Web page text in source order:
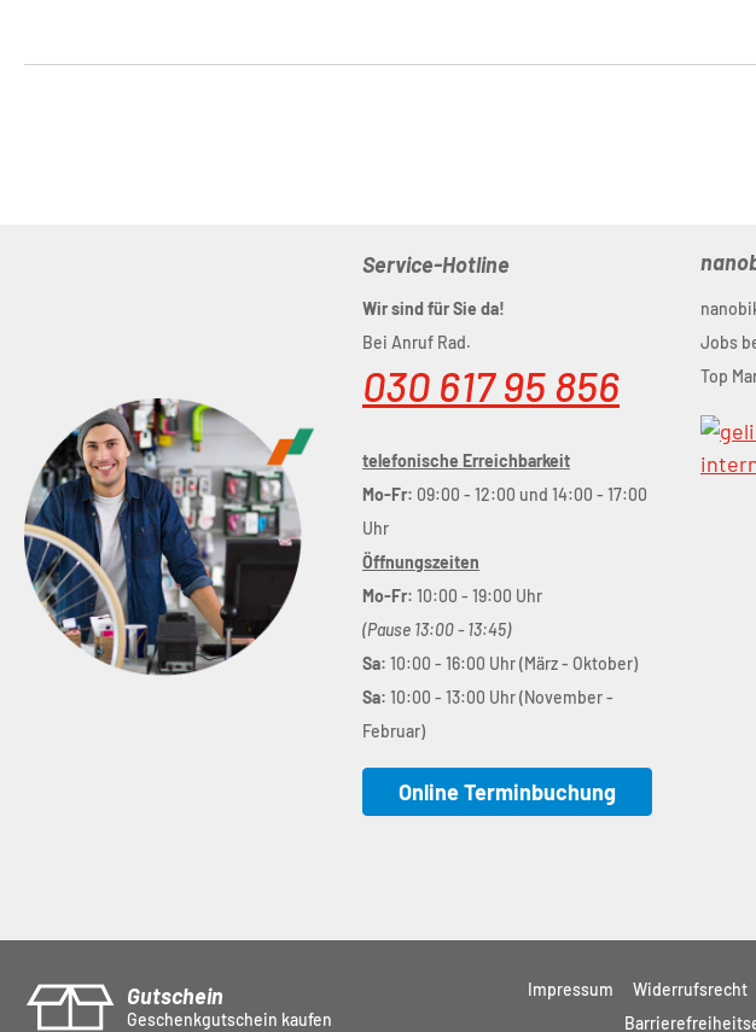
Service-Hotline
Wir sind für Sie da!
Bei Anruf Rad.
030 617 95 856
telefonische Erreichbarkeit
Mo-Fr: 09:00 - 12:00 und 14:00 - 17:00
Uhr
Öffnungszeiten
Mo-Fr: 10:00 - 19:00 Uhr
(Pause 13:00 - 13:45)
Sa: 10:00 - 16:00 Uhr (März - Oktober)
Sa: 10:00 - 13:00 Uhr (November -
Februar)
Online Terminbuchung
Jobs
Top
Gutschein
Geschenkgutschein kaufen
Impressum Widerrufsrecht